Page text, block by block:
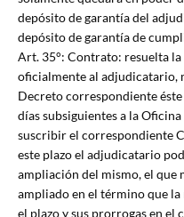
depósito de garantía del
depósito de garantía de
Art. 35°: Contrato: resuelta
oficialmente al adjudicatario,
Decreto correspondiente
días subsiguientes a la
suscribir el correspondiente
este plazo el adjudicatario
ampliación del mismo, el que
ampliado en el término que
el plazo y sus prorrogas en el